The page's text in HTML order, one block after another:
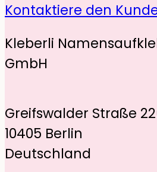
Kontaktiere den
Kleberli
GmbH
Greifswalder Straße
10405 Berlin
Deutschland